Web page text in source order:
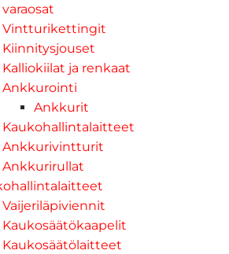
varaosat
Vintturikettingit
Kiinnitysjouset
Kalliokiilat ja renkaat
Ankkurointi
Ankkurit
Kaukohallintalaitteet
Ankkurivintturit
Ankkurirullat
Vaijeriläpiviennit
Kaukosäätökaapelit
Kaukosäätölaitteet